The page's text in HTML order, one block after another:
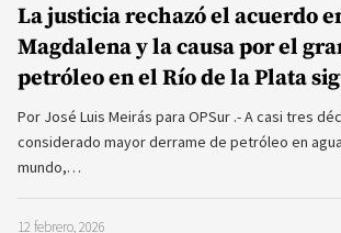
La justicia rechazó el acuerdo
Magdalena y la causa por el
petróleo en el Río de la Plata
Por José Luis Meirás para OPSur .- A casi tres
considerado mayor derrame de petróleo en
mundo,…
12 febrero, 2026